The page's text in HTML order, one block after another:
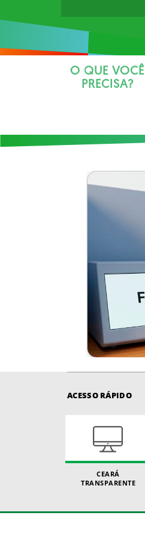
O QUE VOCÊ
PRECISA?
ACESSO RÁPIDO
CEARÁ
TRANSPARENTE